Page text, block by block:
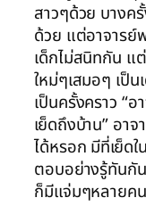
สาวๆด้วย บางค
ด้วย แต่อาจารย์
เด็กไม่สนิทกัน แ
ใหม่ๆเสมอๆ เป็
เป็นครั้งคราว “อ
เย็ดถึงบ้าน” อา
ได้หรอก มีที่เย็ดใ
ตอบอย่างรู้ทันกั
ก็มีแจ่มๆหลายค